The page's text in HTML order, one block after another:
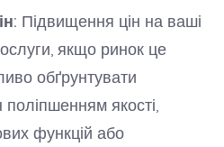
Підвищення цін на ваші
якщо ринок це
обґрунтувати
якості,
функцій або